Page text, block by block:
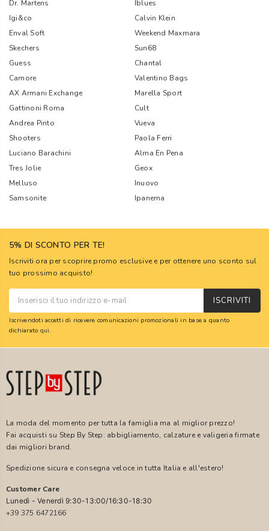
Dr. Martens
Iblues
Igi&co
Calvin Klein
Enval Soft
Weekend Maxmara
Skechers
Sun68
Guess
Chantal
Camore
Valentino Bags
AX Armani Exchange
Marella Sport
Gattinoni Roma
Cult
Andrea Pinto
Vueva
Shooters
Paola Ferri
Luciano Barachini
Alma En Pena
Tres Jolie
Geox
Melluso
Inuovo
Samsonite
Ipanema
5% DI SCONTO PER TE!
Iscriviti ora per scoprire promo esclusive e per ottenere uno sconto sul
tuo prossimo acquisto!
ISCRIVITI
Iscrivendoti accetti di ricevere comunicazioni promozionali in base a quanto
dichiarato qui.
La moda del momento per tutta la famiglia ma al miglior prezzo!
Fai acquisti su Step By Step: abbigliamento, calzature e valigeria firmate
dai migliori brand.
Spedizione sicura e consegna veloce in tutta Italia e all'estero!
Customer Care
Lunedì - Venerdì 9:30-13:00/16:30-18:30
+39 375 6472166